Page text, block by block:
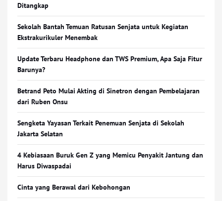
Ditangkap
Sekolah Bantah Temuan Ratusan Senjata untuk Kegiatan
Ekstrakurikuler Menembak
Update Terbaru Headphone dan TWS Premium, Apa Saja Fitur
Barunya?
Betrand Peto Mulai Akting di Sinetron dengan Pembelajaran
dari Ruben Onsu
Sengketa Yayasan Terkait Penemuan Senjata di Sekolah
Jakarta Selatan
4 Kebiasaan Buruk Gen Z yang Memicu Penyakit Jantung dan
Harus Diwaspadai
Cinta yang Berawal dari Kebohongan